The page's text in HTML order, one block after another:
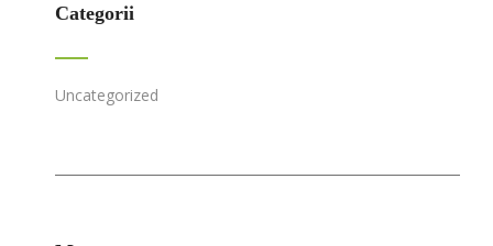
Categorii
Uncategorized